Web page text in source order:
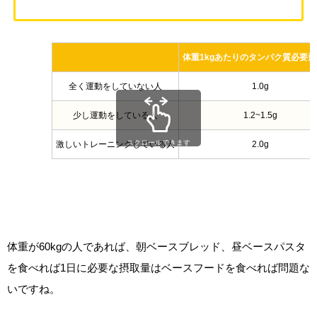
体重1kgあたりのタンパク質必要
全く運動をしていない人 1.0g
少し運動をしている人 1.2~1.5g
激しいトレーニングしている人 2.0g
スクロールできます
体重が60kgの人であれば、朝ベースブレッド、昼ベースパスタ
を食べれば1日に必要な摂取量はベースフードを食べれば問題な
いですね。